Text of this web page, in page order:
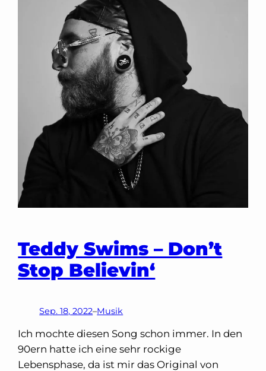
Teddy Swims – Don’t
Stop Believin‘
Sep. 18, 2022–Musik
Ich mochte diesen Song schon immer. In den
90ern hatte ich eine sehr rockige
Lebensphase, da ist mir das Original von